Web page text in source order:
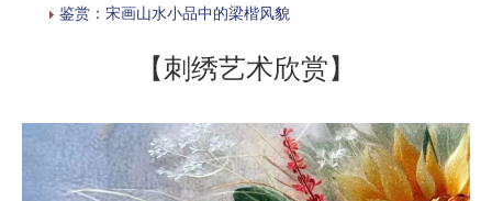
鉴赏：宋画山水小品中的梁楷风貌
【刺绣艺术欣赏】